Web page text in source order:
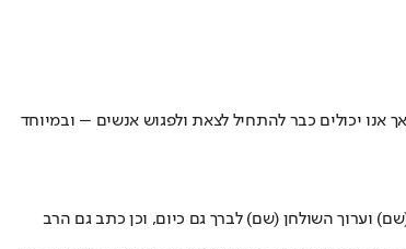
יכולים כבר להתחיל לצאת ולפגוש אנשים – ובמיוחד
וערוך השולחן (שם) לברך גם כיום, וכן כתב גם הרב